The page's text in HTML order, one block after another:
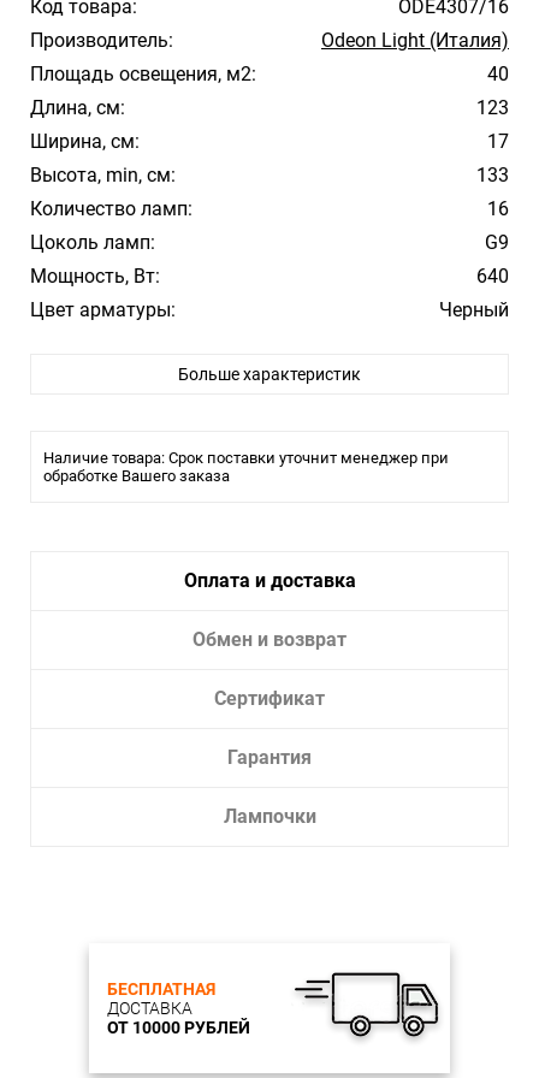
Код товара:
ODE4307/16
Производитель:
Odeon Light (Италия)
Площадь освещения, м2:
40
Длина, см:
123
Ширина, см:
17
Высота, min, см:
133
Количество ламп:
16
Цоколь ламп:
G9
Мощность, Вт:
640
Цвет арматуры:
Черный
Материал плафона/абажура:
Больше характеристик
Наличие товара: Срок поставки уточнит менеджер при
обработке Вашего заказа
Оплата и доставка
Обмен и возврат
Сертификат
Гарантия
Лампочки
БЕСПЛАТНАЯ
ДОСТАВКА
ОТ 10000 РУБЛЕЙ